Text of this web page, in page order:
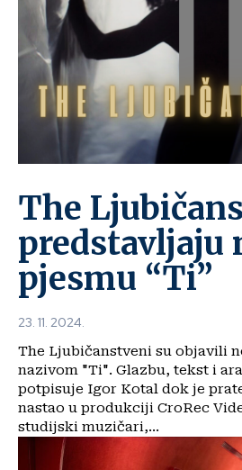
The
predstavljaju
pjesmu “Ti”
23. 11. 2024.
The Ljubičanstveni su objavili
nazivom "Ti". Glazbu, tekst i
potpisuje Igor Kotal dok je
nastao u produkciji CroRec Video. Grupu
studijski muzičari,...